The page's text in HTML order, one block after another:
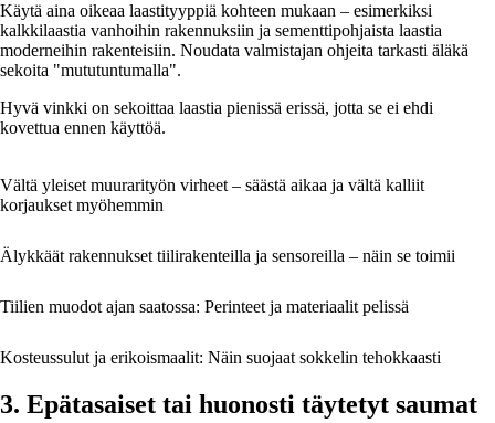
Käytä aina oikeaa laastityyppiä kohteen mukaan – esimerkiksi
kalkkilaastia vanhoihin rakennuksiin ja sementtipohjaista laastia
moderneihin rakenteisiin. Noudata valmistajan ohjeita tarkasti äläkä
sekoita "mututuntumalla".
Hyvä vinkki on sekoittaa laastia pienissä erissä, jotta se ei ehdi
kovettua ennen käyttöä.
Vältä yleiset muurarityön virheet – säästä aikaa ja vältä kalliit
korjaukset myöhemmin
Älykkäät rakennukset tiilirakenteilla ja sensoreilla – näin se toimii
Tiilien muodot ajan saatossa: Perinteet ja materiaalit pelissä
Kosteussulut ja erikoismaalit: Näin suojaat sokkelin tehokkaasti
3. Epätasaiset tai huonosti täytetyt saumat